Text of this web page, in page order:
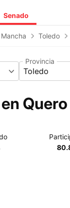
Senado
Toledo
Toledo
Provincia